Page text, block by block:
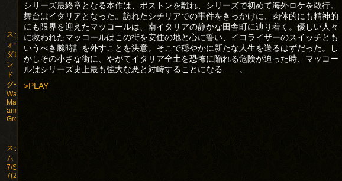
スター・ウ
ォーズ マン
ダロリア
ン・アン
ド・グロー
グー/Star
Wars: The
Mandalorian
and
Grogu(2026)
スクリー
ム
7/Scream
7(2026)
シリーズ最終章となる本作は、ボストンを離れ、シリーズで初めて海外ロケを敢行。
舞台はイタリアとなった。訪れたシチリアでの事件をきっかけに、肉体的にも精神的
にも限界を迎えたマッコールは、南イタリアの静かな田舎町に辿り着く。優しい人々
に救われたマッコールはこの街を安住の地と心に誓い、イコライザーのスイッチとも
いうべき腕時計を外すことを決意。そこで穏やかに新たな人生を送るはずだった。し
かしその小さな街に、やがてイタリア全土を恐怖に陥れる危険が迫った時、マッコー
ルはシリーズ史上最も強大な悪と対峙することになる――。
>PLAY